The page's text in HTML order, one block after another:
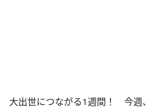
大出世につながる1週間！ 今週、